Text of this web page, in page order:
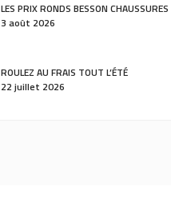
LES PRIX RONDS BESSON CHAUSSURES
3 août 2026
ROULEZ AU FRAIS TOUT L’ÉTÉ
22 juillet 2026